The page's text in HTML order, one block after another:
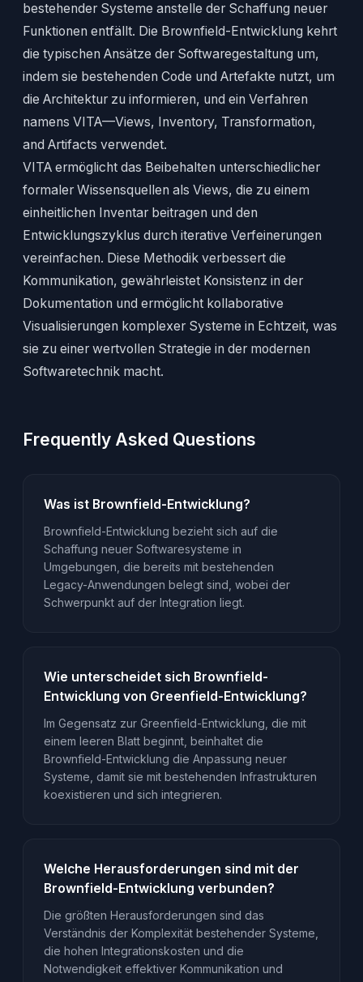
bestehender Systeme anstelle der Schaffung neuer
Funktionen entfällt. Die Brownfield-Entwicklung kehrt
die typischen Ansätze der Softwaregestaltung um,
indem sie bestehenden Code und Artefakte nutzt, um
die Architektur zu informieren, und ein Verfahren
namens VITA—Views, Inventory, Transformation,
and Artifacts verwendet.
VITA ermöglicht das Beibehalten unterschiedlicher
formaler Wissensquellen als Views, die zu einem
einheitlichen Inventar beitragen und den
Entwicklungszyklus durch iterative Verfeinerungen
vereinfachen. Diese Methodik verbessert die
Kommunikation, gewährleistet Konsistenz in der
Dokumentation und ermöglicht kollaborative
Visualisierungen komplexer Systeme in Echtzeit, was
sie zu einer wertvollen Strategie in der modernen
Softwaretechnik macht.
Frequently Asked Questions
Was ist Brownfield-Entwicklung?
Brownfield-Entwicklung bezieht sich auf die
Schaffung neuer Softwaresysteme in
Umgebungen, die bereits mit bestehenden
Legacy-Anwendungen belegt sind, wobei der
Schwerpunkt auf der Integration liegt.
Wie unterscheidet sich Brownfield-
Entwicklung von Greenfield-Entwicklung?
Im Gegensatz zur Greenfield-Entwicklung, die mit
einem leeren Blatt beginnt, beinhaltet die
Brownfield-Entwicklung die Anpassung neuer
Systeme, damit sie mit bestehenden Infrastrukturen
koexistieren und sich integrieren.
Welche Herausforderungen sind mit der
Brownfield-Entwicklung verbunden?
Die größten Herausforderungen sind das
Verständnis der Komplexität bestehender Systeme,
die hohen Integrationskosten und die
Notwendigkeit effektiver Kommunikation und